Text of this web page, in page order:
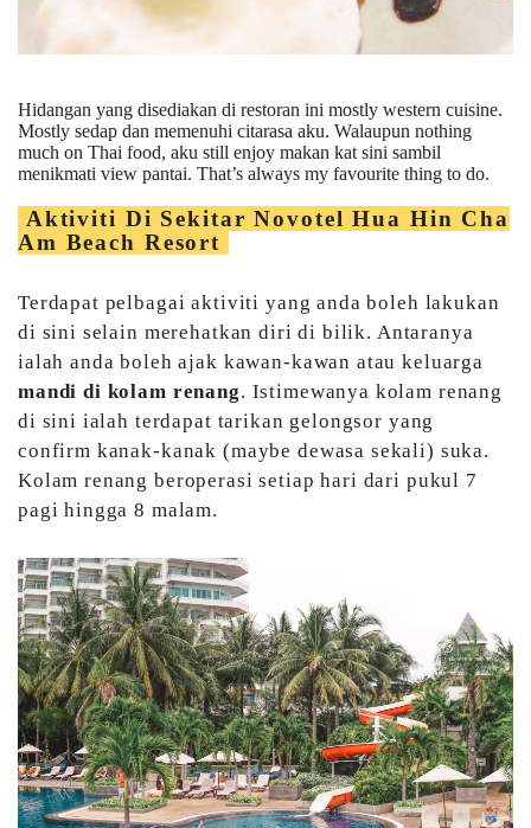
Hidangan yang disediakan di restoran ini mostly western cuisine.
Mostly sedap dan memenuhi citarasa aku. Walaupun nothing
much on Thai food, aku still enjoy makan kat sini sambil
menikmati view pantai. That’s always my favourite thing to do.
Aktiviti Di Sekitar Novotel Hua Hin Cha
Am Beach Resort
Terdapat pelbagai aktiviti yang anda boleh lakukan
di sini selain merehatkan diri di bilik. Antaranya
ialah anda boleh ajak kawan-kawan atau keluarga
mandi di kolam renang. Istimewanya kolam renang
di sini ialah terdapat tarikan gelongsor yang
confirm kanak-kanak (maybe dewasa sekali) suka.
Kolam renang beroperasi setiap hari dari pukul 7
pagi hingga 8 malam.